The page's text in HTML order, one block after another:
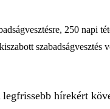
250 napi
szabadságvesztés
legfrissebb hírekért